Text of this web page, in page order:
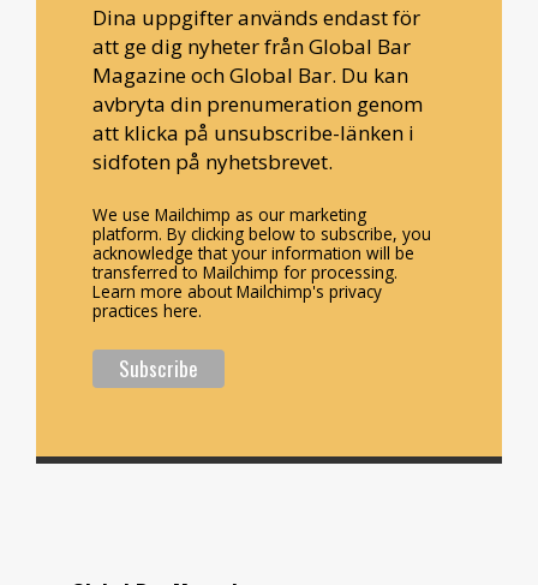
Dina uppgifter används endast för
att ge dig nyheter från Global Bar
Magazine och Global Bar. Du kan
avbryta din prenumeration genom
att klicka på unsubscribe-länken i
sidfoten på nyhetsbrevet.
We use Mailchimp as our marketing
platform. By clicking below to subscribe, you
acknowledge that your information will be
transferred to Mailchimp for processing.
Learn more about Mailchimp's privacy
practices here.